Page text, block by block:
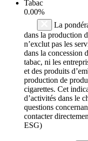
Tabac
0.00%
La
dans la production
n’exclut pas les
dans la concession
tabac, ni les
et des produits
production de
cigarettes. Cet
d’activités dans le
questions
contacter
ESG)